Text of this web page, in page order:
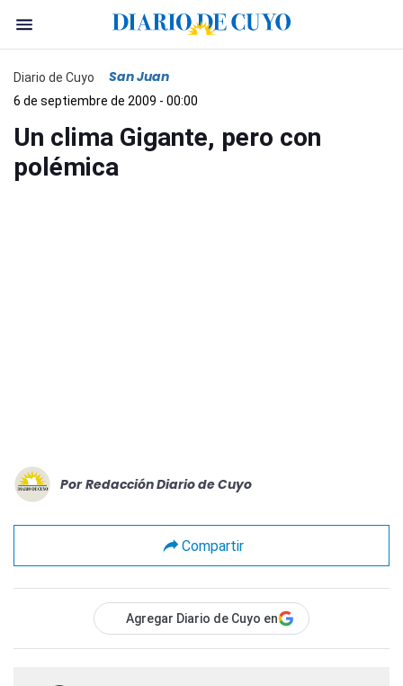
Diario de Cuyo San Juan
6 de septiembre de 2009 - 00:00
Un clima Gigante, pero con
polémica
Por Redacción Diario de Cuyo
Compartir
Agregar Diario de Cuyo en